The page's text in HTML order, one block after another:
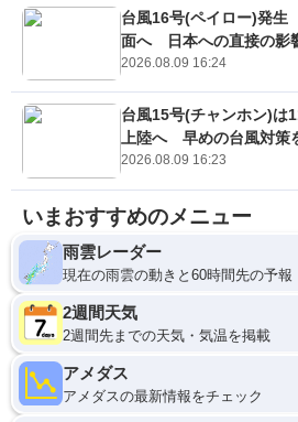
台風16号(ペイロー)発
面へ 日本への直接の影
2026.08.09 16:24
台風15号(チャンホン)は
上陸へ 早めの台風対策
2026.08.09 16:23
いまおすすめのメニュー
雨雲レーダー
現在の雨雲の動きと60時間先の予報
2週間天気
2週間先までの天気・気温を掲載
アメダス
アメダスの最新情報をチェック